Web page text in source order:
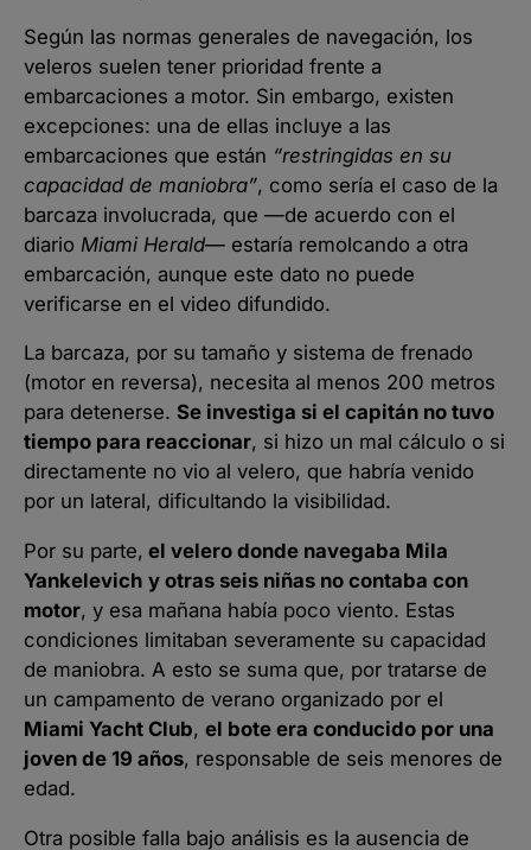
Según las normas generales de navegación, los
veleros suelen tener prioridad frente a
embarcaciones a motor. Sin embargo, existen
excepciones: una de ellas incluye a las
embarcaciones que están “restringidas en su
capacidad de maniobra”, como sería el caso de la
barcaza involucrada, que —de acuerdo con el
diario Miami Herald— estaría remolcando a otra
embarcación, aunque este dato no puede
verificarse en el video difundido.
La barcaza, por su tamaño y sistema de frenado
(motor en reversa), necesita al menos 200 metros
para detenerse. Se investiga si el capitán no tuvo
tiempo para reaccionar, si hizo un mal cálculo o si
directamente no vio al velero, que habría venido
por un lateral, dificultando la visibilidad.
Por su parte, el velero donde navegaba Mila
Yankelevich y otras seis niñas no contaba con
motor, y esa mañana había poco viento. Estas
condiciones limitaban severamente su capacidad
de maniobra. A esto se suma que, por tratarse de
un campamento de verano organizado por el
Miami Yacht Club, el bote era conducido por una
joven de 19 años, responsable de seis menores de
edad.
Otra posible falla bajo análisis es la ausencia de